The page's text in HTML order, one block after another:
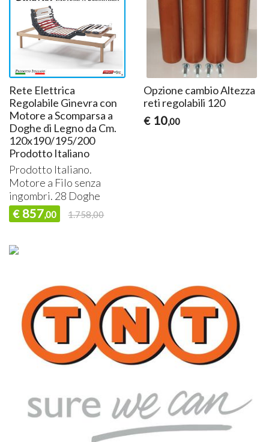
Rete Elettrica
Regolabile Ginevra con
Motore a Scomparsa a
Doghe di Legno da Cm.
120x190/195/200
Prodotto Italiano
Prodotto Italiano.
Motore a Filo senza
ingombri. 28 Doghe
€ 857,00 1.758,00
Opzione cambio Altezza
reti regolabili 120
€ 10,00